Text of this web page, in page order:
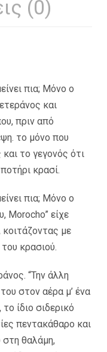
(0)
πια; Μόνο ο
και
πριν από
το μόνο που
το γεγονός ότι
κρασί.
πια; Μόνο ο
Morocho” είχε
με
κρασιού.
“Την άλλη
στον αέρα μ’ ένα
ίδιο σιδερικό
πεντακάθαρο και
στη θαλάμη,